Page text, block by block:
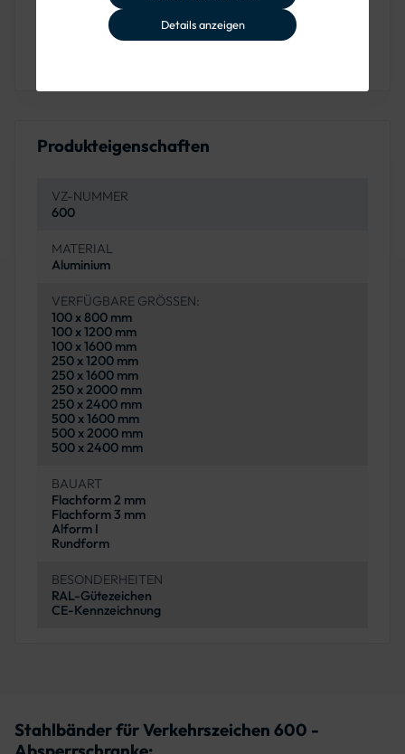
Details anzeigen
RA2ideal für Haupt- und Landstraßen ist, eignet
für Autobahnen und stark beleuchtete Bereiche,
Produkteigenschaften
VZ-NUMMER
600
MATERIAL
Aluminium
VERFÜGBARE GRÖSSEN:
100 x 800 mm
100 x 1200 mm
100 x 1600 mm
250 x 1200 mm
250 x 1600 mm
250 x 2000 mm
250 x 2400 mm
500 x 1600 mm
500 x 2000 mm
500 x 2400 mm
BAUART
Flachform 2 mm
Flachform 3 mm
Alform I
Rundform
BESONDERHEITEN
RAL-Gütezeichen
CE-Kennzeichnung
Stahlbänder für Verkehrszeichen 600 -